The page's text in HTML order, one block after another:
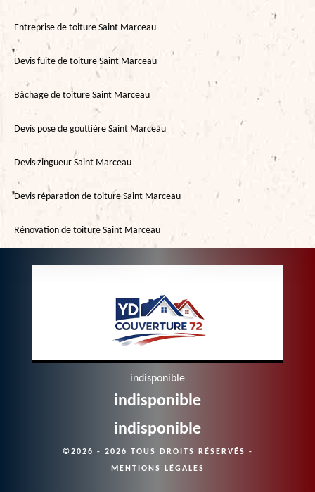
Entreprise de toiture Saint Marceau
Devis fuite de toiture Saint Marceau
Bâchage de toiture Saint Marceau
Devis pose de gouttière Saint Marceau
Devis zingueur Saint Marceau
Devis réparation de toiture Saint Marceau
Rénovation de toiture Saint Marceau
indisponible
indisponible
indisponible
©2026 - 2026 TOUS DROITS RÉSERVÉS -
MENTIONS LÉGALES